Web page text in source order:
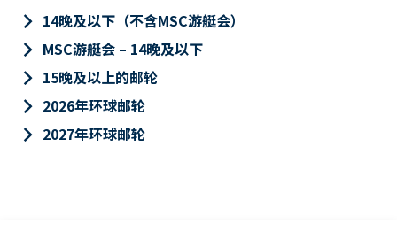
keyboard_arrow_right 14晚及以下（不含MSC游艇会）
keyboard_arrow_right MSC游艇会 – 14晚及以下
keyboard_arrow_right 15晚及以上的邮轮
keyboard_arrow_right 2026年环球邮轮
keyboard_arrow_right 2027年环球邮轮